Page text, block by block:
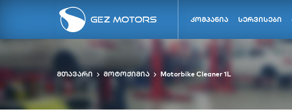
კომპანია სერვისები
მთავარი მოტოქიმია Motorbike Cleaner 1L